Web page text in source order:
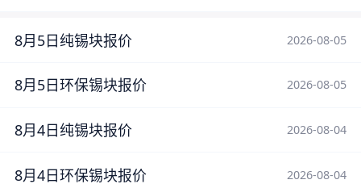
8月5日纯锡块报价 2026-08-05
8月5日环保锡块报价 2026-08-05
8月4日纯锡块报价 2026-08-04
8月4日环保锡块报价 2026-08-04